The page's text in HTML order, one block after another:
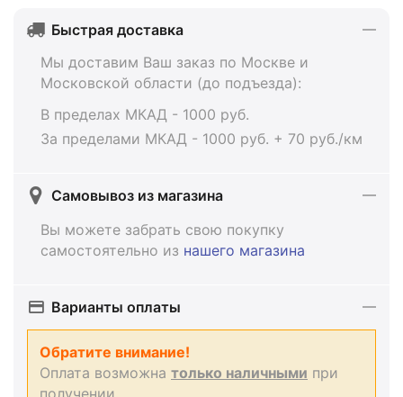
Быстрая доставка
Мы доставим Ваш заказ по Москве и
Московской области (до подъезда):
В пределах МКАД - 1000 руб.
За пределами МКАД - 1000 руб. + 70 руб./км
Самовывоз из магазина
Вы можете забрать свою покупку
самостоятельно из нашего магазина
Варианты оплаты
Обратите внимание!
Оплата возможна только наличными при
получении.